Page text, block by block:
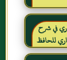
في شرح
للحافظ